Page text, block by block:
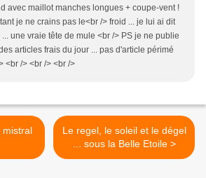
avec maillot manches longues + coupe-vent !
je ne crains pas le<br /> froid ... je lui ai dit
... une vraie tête de mule <br /> PS je ne publie
articles frais du jour ... pas d'article périmé
<br /> <br /> <br />
mistral
Le regel, le soleil et le dégel
... sous la Belle Etoile >